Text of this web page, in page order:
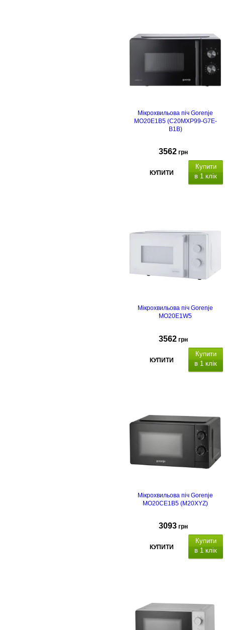
Мікрохвильова піч Gorenje
MO20E1B5 (C20MXP99-G7E-
B1B)
3562 грн
КУПИТИ
Купити
в 1 клік
Мікрохвильова піч Gorenje
MO20E1W5
3562 грн
КУПИТИ
Купити
в 1 клік
Мікрохвильова піч Gorenje
MO20CE1B5 (M20XYZ)
3093 грн
КУПИТИ
Купити
в 1 клік